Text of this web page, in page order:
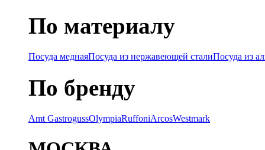
По материалу
Посуда меднаяПосуда из нержавеющей сталиПосуда из
По бренду
Amt GastrogussOlympiaRuffoniArcosWestmark